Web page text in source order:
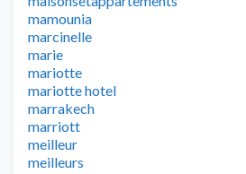
mamounia
marcinelle
marie
mariotte
mariotte hotel
marrakech
marriott
meilleur
meilleurs